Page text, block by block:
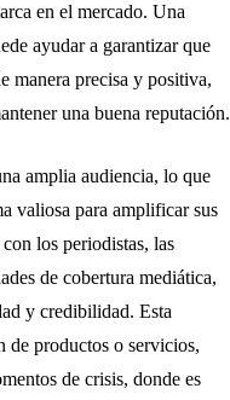
en el mercado. Una
ayudar a garantizar que
manera precisa y positiva,
una buena reputación.
amplia audiencia, lo que
valiosa para amplificar sus
los periodistas, las
de cobertura mediática,
y credibilidad. Esta
productos o servicios,
de crisis, donde es